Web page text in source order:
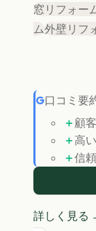
窓リフォー
ム外壁リフ
G口コミ要
＋ 顧
＋高
＋信
詳しく見る